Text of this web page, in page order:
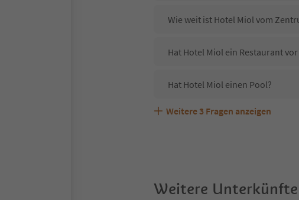
Wie weit ist Hotel Miol vom
Hat Hotel Miol ein Restaurant
Hat Hotel Miol einen Pool?
Sind Haustiere in der Unterkunft
Welche Services bietet Hotel Miol?
Weitere 3 Fragen anzeigen
Weitere